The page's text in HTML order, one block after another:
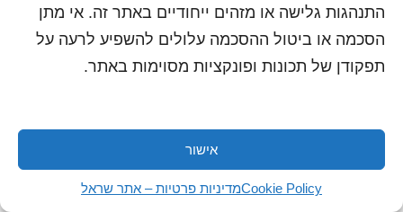
התנהגות גלישה או מזהים ייחודיים באתר זה. אי מתן
הסכמה או ביטול ההסכמה עלולים להשפיע לרעה על
תפקודן של תכונות ופונקציות מסוימות באתר.
אישור
Cookie Policyמדיניות פרטיות – אתר שראל
"היוצרים"